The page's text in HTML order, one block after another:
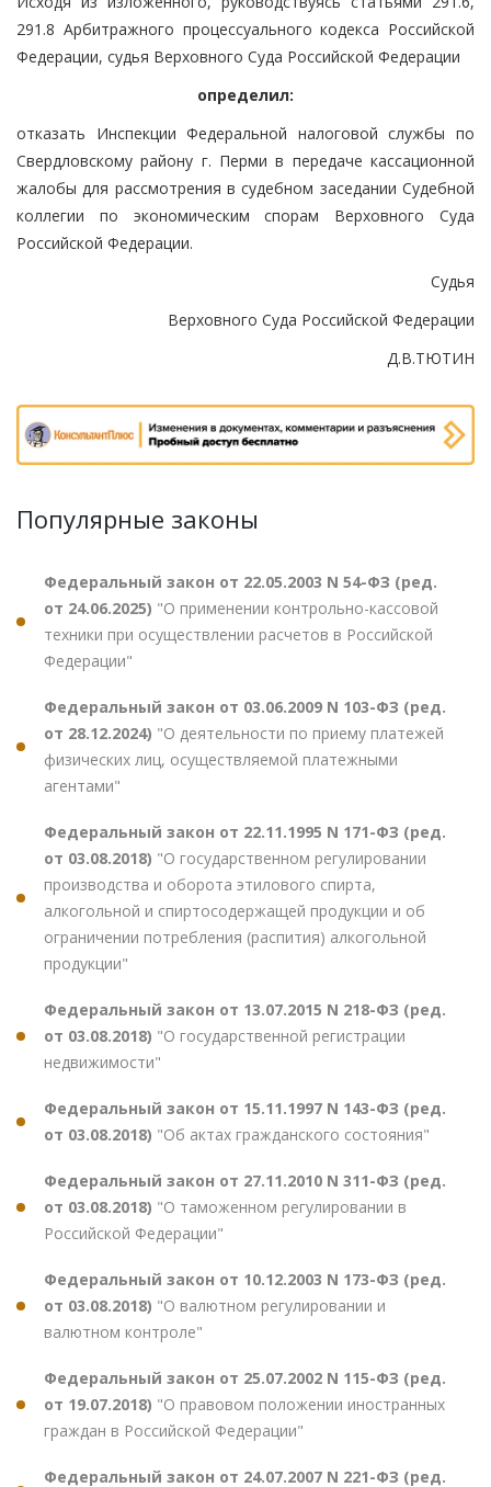
291.8 Арбитражного процессуального кодекса Российской
Федерации, судья Верховного Суда Российской Федерации
определил:
отказать Инспекции Федеральной налоговой службы по
Свердловскому району г. Перми в передаче кассационной
жалобы для рассмотрения в судебном заседании Судебной
коллегии по экономическим спорам Верховного Суда
Российской Федерации.
Судья
Верховного Суда Российской Федерации
Д.В.ТЮТИН
Популярные законы
Федеральный закон от 22.05.2003 N 54-ФЗ (ред.
от 24.06.2025) "О применении контрольно-кассовой
техники при осуществлении расчетов в Российской
Федерации"
Федеральный закон от 03.06.2009 N 103-ФЗ (ред.
от 28.12.2024) "О деятельности по приему платежей
физических лиц, осуществляемой платежными
агентами"
Федеральный закон от 22.11.1995 N 171-ФЗ (ред.
от 03.08.2018) "О государственном регулировании
производства и оборота этилового спирта,
алкогольной и спиртосодержащей продукции и об
ограничении потребления (распития) алкогольной
продукции"
Федеральный закон от 13.07.2015 N 218-ФЗ (ред.
от 03.08.2018) "О государственной регистрации
недвижимости"
Федеральный закон от 15.11.1997 N 143-ФЗ (ред.
от 03.08.2018) "Об актах гражданского состояния"
Федеральный закон от 27.11.2010 N 311-ФЗ (ред.
от 03.08.2018) "О таможенном регулировании в
Российской Федерации"
Федеральный закон от 10.12.2003 N 173-ФЗ (ред.
от 03.08.2018) "О валютном регулировании и
валютном контроле"
Федеральный закон от 25.07.2002 N 115-ФЗ (ред.
от 19.07.2018) "О правовом положении иностранных
граждан в Российской Федерации"
Федеральный закон от 24.07.2007 N 221-ФЗ (ред.